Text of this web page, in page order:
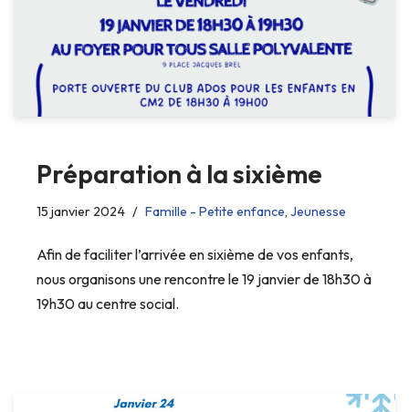
Préparation à la sixième
15 janvier 2024 Famille - Petite enfance, Jeunesse
Afin de faciliter l’arrivée en sixième de vos enfants,
nous organisons une rencontre le 19 janvier de 18h30 à
19h30 au centre social.